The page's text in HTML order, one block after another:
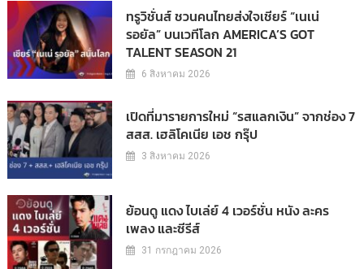
ทรูวิชั่นส์ ชวนคนไทยส่งใจเชียร์ “เนเน่
รอยัล” บนเวทีโลก AMERICA’S GOT
TALENT SEASON 21
6 สิงหาคม 2026
เปิดที่มารายการใหม่ “รสแลกเงิน” จากช่อง 7
สสส. เฮลิโคเนีย เอช กรุ๊ป
3 สิงหาคม 2026
ย้อนดู แดง ไบเล่ย์ 4 เวอร์ชั่น หนัง ละคร
เพลง และซีรีส์
31 กรกฎาคม 2026